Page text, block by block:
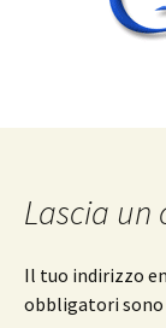
Lascia un
Il tuo indirizzo
obbligatori